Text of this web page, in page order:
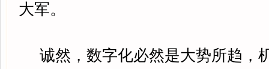
大军。
诚然，数字化必然是大势所趋，